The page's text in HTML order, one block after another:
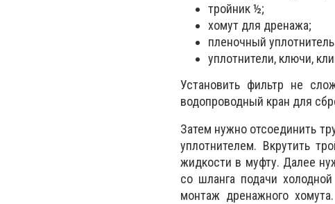
тройник ½;
хомут для дренажа;
пленочный
уплотнители, ключи,
Установить фильтр не
водопроводный кран для
Затем нужно отсоединить
уплотнителем. Вкрутить
жидкости в муфту. Далее
со шланга подачи
монтаж дренажного